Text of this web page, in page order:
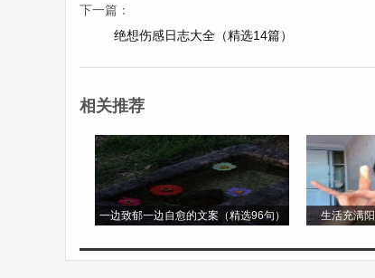
之旅中，只能与寂寞为伴，独自品味着
4. 《哀恸之心，泣血成诗》
细雨绵绵，天空也在为我哭泣吗?我站
在一起。
回想起我们最后一次见面，激烈的争
悔自己的冲动，后悔没有好好地珍惜
下一篇：
绝想伤感日志大全（精选14篇）
相关推荐
一边致郁一边自愈的文案（精选96句） 生活充满